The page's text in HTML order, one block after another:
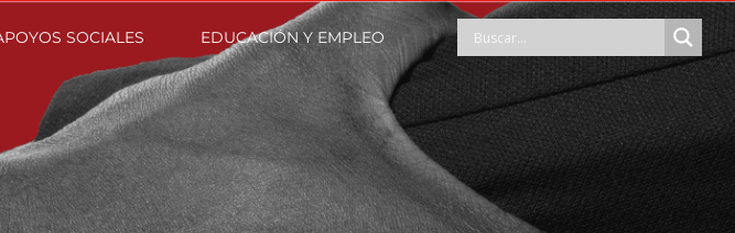
SOCIALES EDUCACIÓN Y EMPLEO